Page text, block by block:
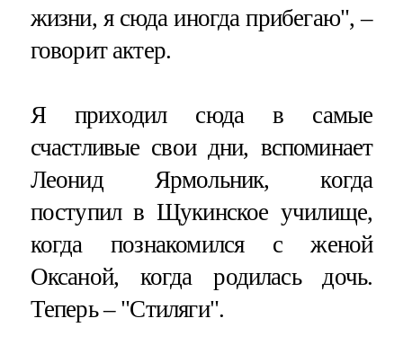
жизни, я сюда иногда прибегаю", –
говорит актер.
Я приходил сюда в самые
счастливые свои дни, вспоминает
Леонид Ярмольник, когда
поступил в Щукинское училище,
когда познакомился с женой
Оксаной, когда родилась дочь.
Теперь – "Стиляги".